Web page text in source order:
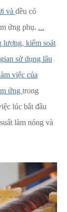
và đều có
ứng phụ. ...
lượng, kiểm soát
sử dụng lâu
việc của
ứng trong
lúc bắt đầu
làm nóng và